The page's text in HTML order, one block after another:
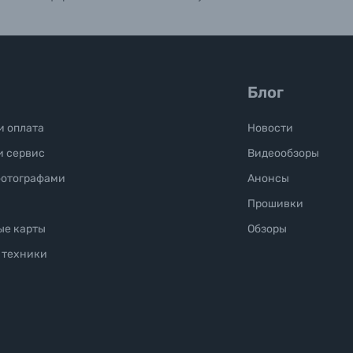
оплата
сервис
карты
Блог
Новости
Видеообзоры
Анонсы
Прошивки
Обзоры